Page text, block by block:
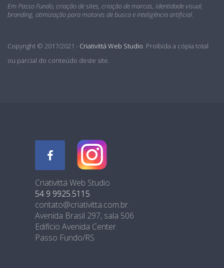
Em Passo Fundo, criação de sites, criação de marcas, identidade visual,
branding, otimização para motores de busca e inteligência artificial.
Copyright © 2017/2021 - Criativittá Web Studio . Proibida a cópia total
ou parcial do conteúdo deste site.
Criativittá Web Studio
54 9 9925.5115
contato@criativitta.com.br
Avenida Brasil 297, sala 506
Edifício Avenida Center.
Passo Fundo/RS